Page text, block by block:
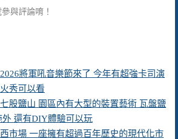
與評論唷！
2026將軍吼音樂節來了 今年有超強卡司演
秀可以看
七股鹽山 園區內有大型的裝置藝術 瓦盤鹽
外 還有DIY體驗可以玩
西市場 一座擁有超過百年歷史的現代化市